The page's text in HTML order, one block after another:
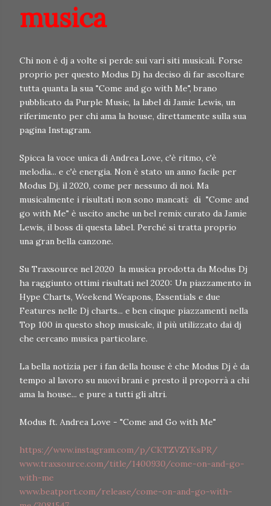
musica
Chi non è dj a volte si perde sui vari siti musicali. Forse
proprio per questo Modus Dj ha deciso di far ascoltare
tutta quanta la sua "Come and go with Me", brano
pubblicato da Purple Music, la label di Jamie Lewis, un
riferimento per chi ama la house, direttamente sulla sua
pagina Instagram.
Spicca la voce unica di Andrea Love, c'è ritmo, c'è
melodia... e c'è energia. Non è stato un anno facile per
Modus Dj, il 2020, come per nessuno di noi. Ma
musicalmente i risultati non sono mancati: di "Come and
go with Me" è uscito anche un bel remix curato da Jamie
Lewis, il boss di questa label. Perché si tratta proprio
una gran bella canzone.
Su Traxsource nel 2020 la musica prodotta da Modus Dj
ha raggiunto ottimi risultati nel 2020: Un piazzamento in
Hype Charts, Weekend Weapons, Essentials e due
Features nelle Dj charts... e ben cinque piazzamenti nella
Top 100 in questo shop musicale, il più utilizzato dai dj
che cercano musica particolare.
La bella notizia per i fan della house è che Modus Dj è da
tempo al lavoro su nuovi brani e presto il proporrà a chi
ama la house... e pure a tutti gli altri.
Modus ft. Andrea Love - "Come and Go with Me"
https://www.instagram.com/p/CKTZVZYKsPR/
www.traxsource.com/title/1400930/come-on-and-go-
with-me
www.beatport.com/release/come-on-and-go-with-